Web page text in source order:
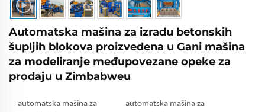
Automatska mašina za izradu betonskih
šupljih blokova proizvedena u Gani mašina
za modeliranje međupovezane opeke za
prodaju u Zimbabweu
automatska mašina za
automatska mašina za